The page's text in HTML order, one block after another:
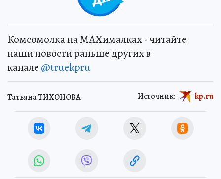
Комсомолка на MAXималках - читайте
наши новости раньше других в
канале @truekpru
Татьяна ТИХОНОВА Источник: kp.ru